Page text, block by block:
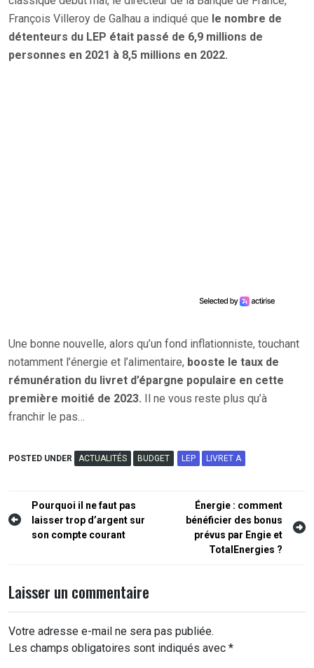
François Villeroy de Galhau a indiqué que le nombre de
détenteurs du LEP était passé de 6,9 millions de
personnes en 2021 à 8,5 millions en 2022.
Une bonne nouvelle, alors qu’un fond inflationniste, touchant
notamment l’énergie et l’alimentaire, booste le taux de
rémunération du livret d’épargne populaire en cette
première moitié de 2023. Il ne vous reste plus qu’à
franchir le pas…
POSTED UNDER ACTUALITÉS BUDGET LEP LIVRET A
Navigation
de
Pourquoi il ne faut pas
laisser trop d’argent sur
son compte courant
Énergie : comment
bénéficier des bonus
prévus par Engie et
TotalEnergies ?
Laisser un commentaire
Votre adresse e-mail ne sera pas publiée.
Les champs obligatoires sont indiqués avec *